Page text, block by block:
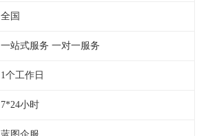
全国
一站式服务 一对一服务
1个工作日
7*24小时
蓝图企服